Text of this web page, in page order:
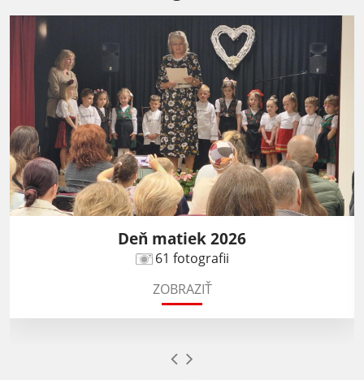
Deň matiek 2026
61 fotografii
ZOBRAZIŤ